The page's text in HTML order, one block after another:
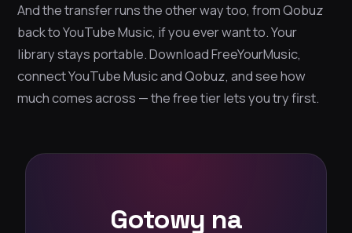
And the transfer runs the other way too, from Qobuz
back to YouTube Music, if you ever want to. Your
library stays portable. Download FreeYourMusic,
connect YouTube Music and Qobuz, and see how
much comes across — the free tier lets you try first.
Gotowy na